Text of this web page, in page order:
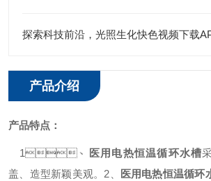
探索科技前沿，光照生化快色视频下载
产品介绍
产品特点：
1、 医用 电热恒温循环水槽
盖、造型新颖美观。 2、 医用电热恒温循环